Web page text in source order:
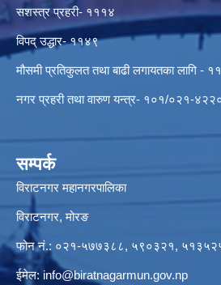
सशस्त्र प्रहरी- १११४
विपद् उद्धार- ११४९
मौसमी प्रतिकुलत तथा बाढी लगायतका लागि -
नगर प्रहरी तथा वारुण यन्त्र- १०१/०२१-
सम्पर्क
विराटनगर महानगरपालिका
विराटनगर, मोरङ
फोन नं.: ०२१-५७७३८८, ५९०३२१,
ईमेल: info@biratnagarmun.gov.np